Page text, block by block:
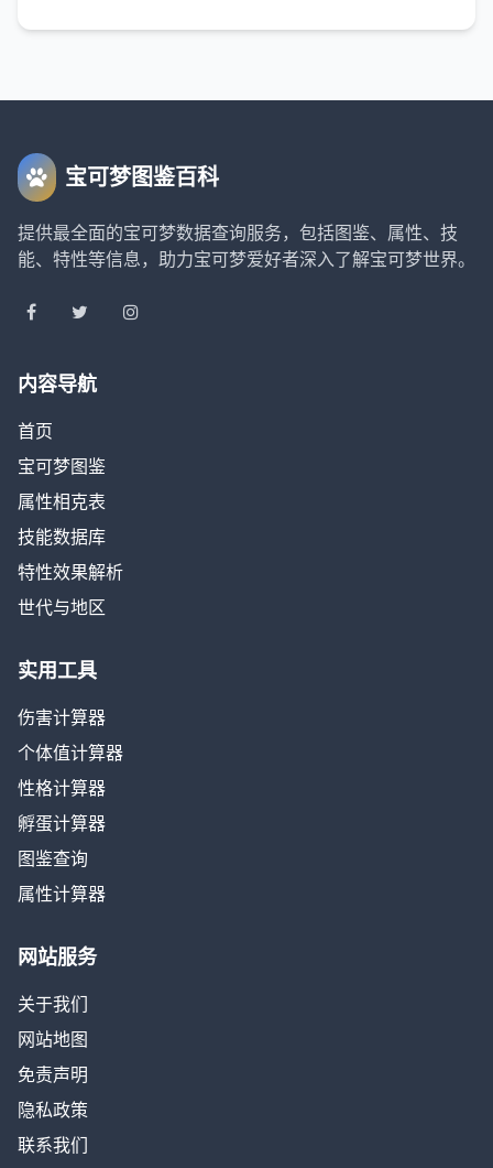
宝可梦图鉴百科
提供最全面的宝可梦数据查询服务，包括图鉴、属性、技
能、特性等信息，助力宝可梦爱好者深入了解宝可梦世界。
内容导航
首页
宝可梦图鉴
属性相克表
技能数据库
特性效果解析
世代与地区
实用工具
伤害计算器
个体值计算器
性格计算器
孵蛋计算器
图鉴查询
属性计算器
网站服务
关于我们
网站地图
免责声明
隐私政策
联系我们